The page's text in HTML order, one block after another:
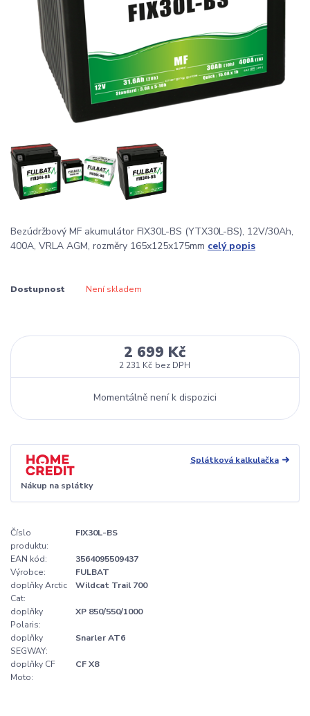
Bezúdržbový MF akumulátor FIX30L-BS (YTX30L-BS), 12V/30Ah,
400A, VRLA AGM, rozměry 165x125x175mm celý popis
Dostupnost Není skladem
2 699 Kč
2 231 Kč bez DPH
Momentálně není k dispozici
Splátková kalkulačka
Nákup na splátky
Číslo
produktu:
FIX30L-BS
EAN kód:
3564095509437
Výrobce:
FULBAT
doplňky Arctic
Cat:
Wildcat Trail 700
doplňky
Polaris:
XP 850/550/1000
doplňky
SEGWAY:
Snarler AT6
doplňky CF
Moto:
CF X8